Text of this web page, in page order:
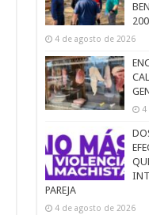
4 de agosto de 2026
4
PAREJA
4 de agosto de 2026